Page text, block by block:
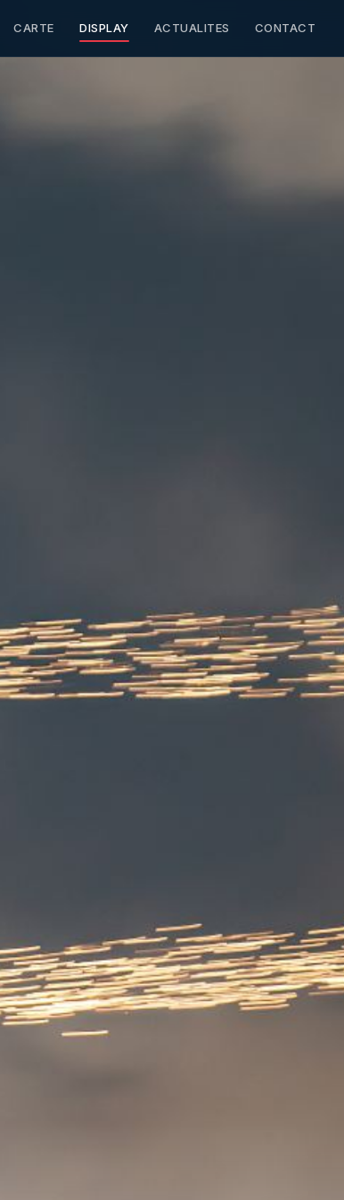
CARTE DISPLAY ACTUALITES CONTACT